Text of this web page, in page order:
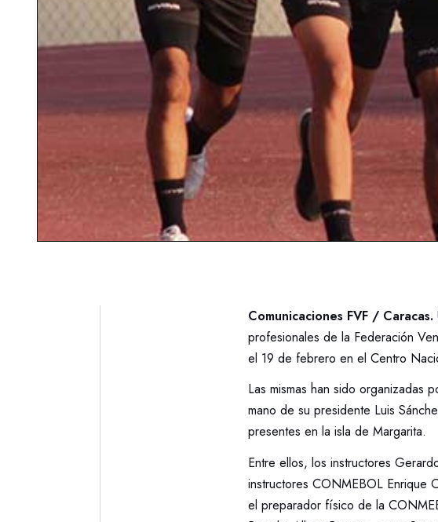
Comunicaciones FVF / Caracas.
profesionales de la Federación
el 19 de febrero en el Centro
Las mismas han sido
mano de su presidente Luis
presentes en la isla de Margarita.
Entre ellos, los instructores
instructores CONMEBOL Enrique
el preparador físico de la